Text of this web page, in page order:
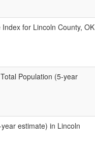
for Lincoln County, OK
Population (5-year
estimate) in Lincoln